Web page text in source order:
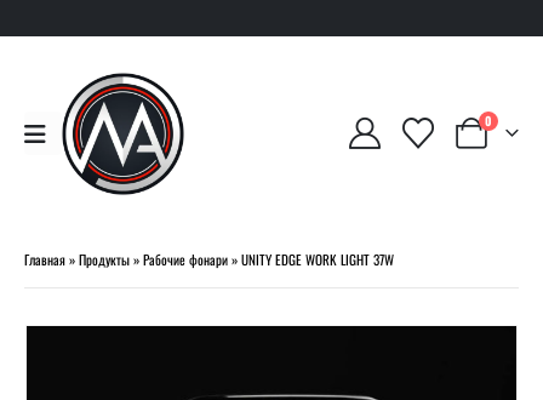
0
Главная»Продукты»Рабочие фонари»UNITY EDGE WORK LIGHT 37W